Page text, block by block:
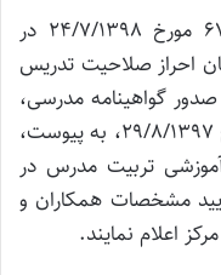
پیرو نامه‌های شماره 6712/1 و 6714/1 مورخ 24/7/1398 در
احراز صلاحیت تدریس
گواهینامه مدرسی،
موضوع بخشنامه شماره 464185 مورخ 29/8/1397، به پیوست،
آموزشی تربیت مدرس در
مشخصات همکاران و
اعلام نمایند.